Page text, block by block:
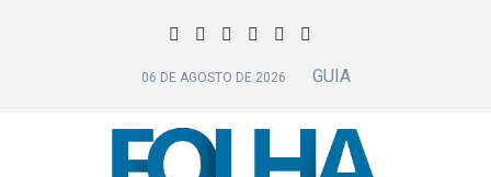
06 DE AGOSTO DE 2026 GUIA